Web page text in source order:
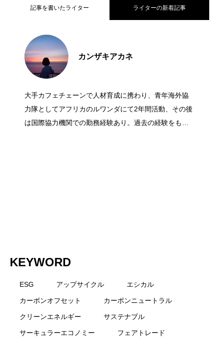
記事を書いたライター ライターの新着記事
カンザキアカネ
大手カフェチェーンで人材育成に携わり、青年海外協
力隊としてアフリカのルワンダにて2年間活動、その後
は国際協力機関での勤務経験あり。過去の経験をもと
2021.08.04
2021.08.02
についてご紹介
2021.08.01 森林破壊が地球に与える影響｜世界の現
KEYWORD
ESG アップサイクル エシカル
カーボンオフセット カーボンニュートラル
クリーンエネルギー サステナブル
サーキュラーエコノミー フェアトレード